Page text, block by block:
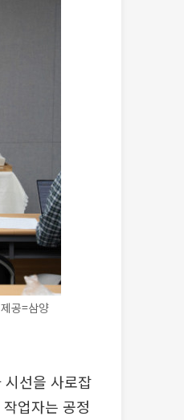
공=삼양
선을 사로잡
업자는 공정